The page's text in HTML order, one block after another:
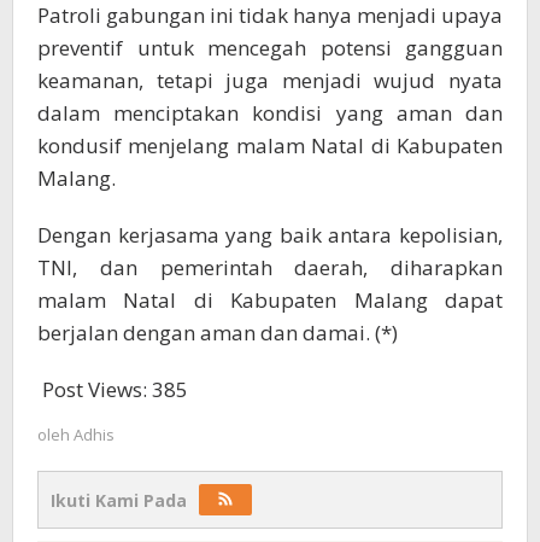
Patroli gabungan ini tidak hanya menjadi upaya
preventif untuk mencegah potensi gangguan
keamanan, tetapi juga menjadi wujud nyata
dalam menciptakan kondisi yang aman dan
kondusif menjelang malam Natal di Kabupaten
Malang.
Dengan kerjasama yang baik antara kepolisian,
TNI, dan pemerintah daerah, diharapkan
malam Natal di Kabupaten Malang dapat
berjalan dengan aman dan damai. (*)
Post Views: 385
oleh Adhis
Ikuti Kami Pada